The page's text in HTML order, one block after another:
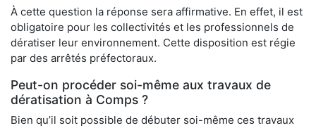
À cette question la réponse sera affirmative. En effet, il est
obligatoire pour les collectivités et les professionnels de
dératiser leur environnement. Cette disposition est régie
par des arrêtés préfectoraux.
Peut-on procéder soi-même aux travaux de
dératisation à Comps ?
Bien qu’il soit possible de débuter soi-même ces travaux